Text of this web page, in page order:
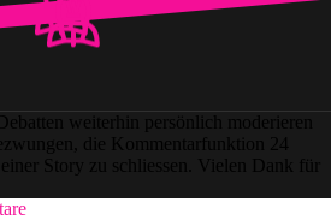
weiterhin persönlich moderieren
die Kommentarfunktion 24
Story zu schliessen. Vielen Dank für